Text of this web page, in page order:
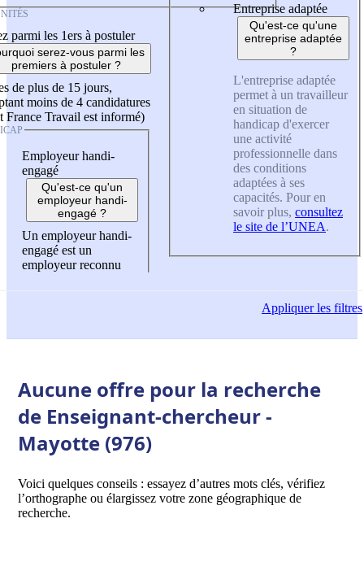
parmi les 1ers à postuler
serez-vous parmi les
premiers à postuler ?
de plus de 15 jours,
moins de 4 candidatures
France Travail est informé)
Employeur handi-
engagé
Qu'est-ce qu'un
employeur handi-
engagé ?
Un employeur handi-
engagé est un
employeur reconnu
Entreprise adaptée
Qu'est-ce qu'une
entreprise adaptée
?
L'entreprise adaptée
permet à un travailleur
en situation de
handicap d'exercer
une activité
professionnelle dans
des conditions
adaptées à ses
capacités. Pour en
savoir plus, consultez
le site de l’UNEA.
Appliquerles filtres
Aucune offre pour la recherche
de Enseignant-chercheur -
Mayotte (976)
Voici quelques conseils : essayez d’autres mots clés, vérifiez
l’orthographe ou élargissez votre zone géographique de
recherche.